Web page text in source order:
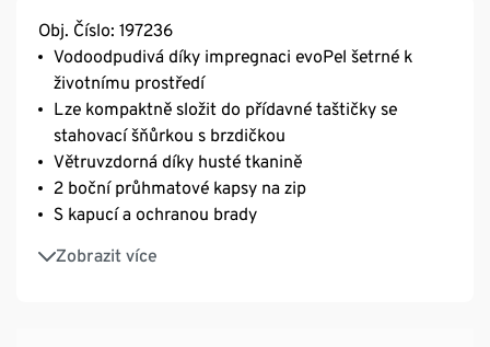
Obj. Číslo: 197236
Vodoodpudivá díky impregnaci evoPel šetrné k
životnímu prostředí
Lze kompaktně složit do přídavné taštičky se
stahovací šňůrkou s brzdičkou
Větruvzdorná díky husté tkanině
2 boční průhmatové kapsy na zip
S kapucí a ochranou brady
Zobrazit více
Obzvlášť odolná díky tkanině ripstop